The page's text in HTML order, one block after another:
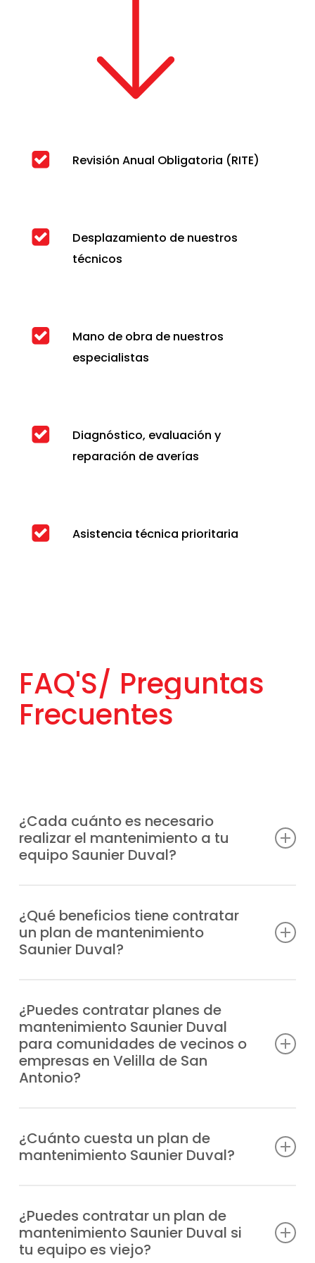
Revisión Anual Obligatoria (RITE)
Desplazamiento de nuestros
técnicos
Mano de obra de nuestros
especialistas
Diagnóstico, evaluación y
reparación de averías
Asistencia técnica prioritaria
FAQ'S/ Preguntas
Frecuentes
¿Cada cuánto es necesario
realizar el mantenimiento a tu
equipo Saunier Duval?
vez al año, aunque la frecuencia puede
variar según el uso del equipo y de la
puesta a punto que prefieras.
¿Qué beneficios tiene contratar
un plan de mantenimiento
Saunier Duval?
profesionales especializados en caso de
incidencia, alargas la durabilidad de tu
sistema, reduces el gasto de energía y
garantizas la seguridad en tu hogar.
¿Puedes contratar planes de
mantenimiento Saunier Duval
para comunidades de vecinos o
empresas en Velilla de San
Antonio?
mantenimiento Saunier Duval pensados
para hogares, comunidades de
¿Cuánto cuesta un plan de
mantenimiento Saunier Duval?
transparentes y ajustadas, según cada
instalación y al tipo de equipo.
¿Puedes contratar un plan de
mantenimiento Saunier Duval si
tu equipo es viejo?